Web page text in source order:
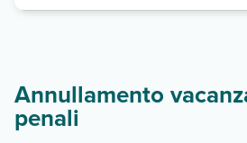
Annullamento
penali